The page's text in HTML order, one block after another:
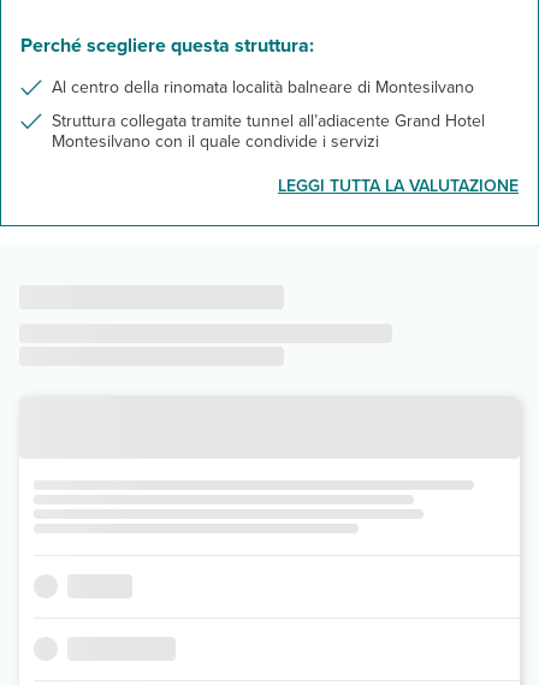
Perché scegliere questa struttura:
Al centro della rinomata località balneare di Montesilvano
Struttura collegata tramite tunnel all’adiacente Grand Hotel
Montesilvano con il quale condivide i servizi
LEGGI TUTTA LA VALUTAZIONE